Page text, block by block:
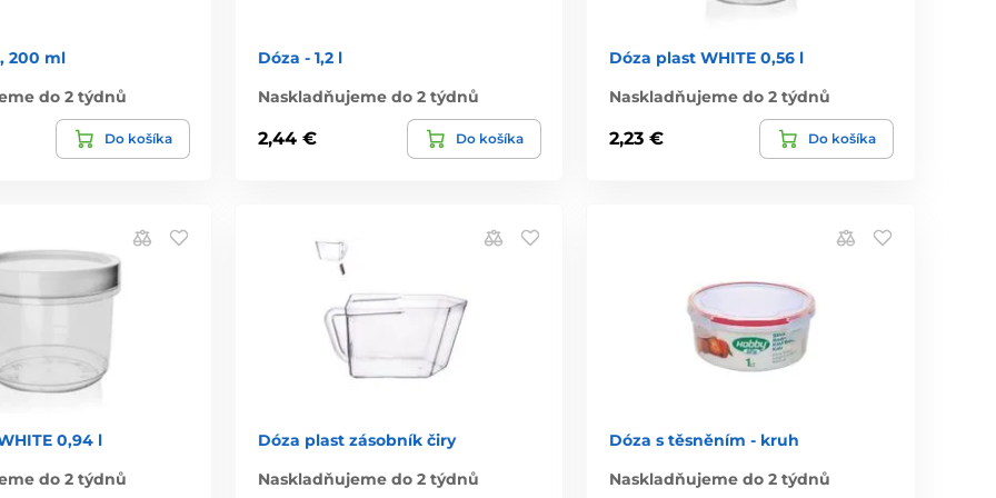
200 ml
do 2 týdnů
Do košíka
Dóza - 1,2 l
Naskladňujeme do 2 týdnů
2,44 € Do košíka
Dóza plast WHITE 0,56 l
Naskladňujeme do 2 týdnů
2,23 € Do košíka
0,94 l
do 2 týdnů
Dóza plast zásobník čiry
Naskladňujeme do 2 týdnů
Dóza s těsněním - kruh
Naskladňujeme do 2 týdnů